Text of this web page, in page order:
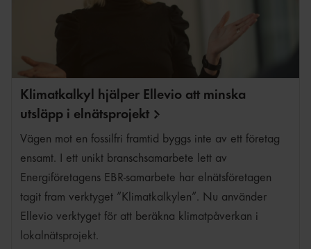
Fredrik Karlsson
Klimatkalkyl hjälper Ellevio att minska
utsläpp i elnätsprojekt
Vägen mot en fossilfri framtid byggs inte av ett företag
ensamt. I ett unikt branschsamarbete lett av
Energiföretagens EBR-samarbete har elnätsföretagen
tagit fram verktyget ”Klimatkalkylen”. Nu använder
Ellevio verktyget för att beräkna klimatpåverkan i
lokalnätsprojekt.